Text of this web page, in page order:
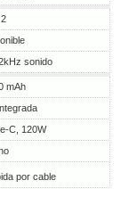
2
sonido
mAh
C, 120W
por cable